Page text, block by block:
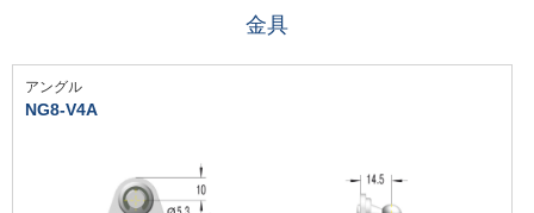
金具
アングル
NG8-V4A